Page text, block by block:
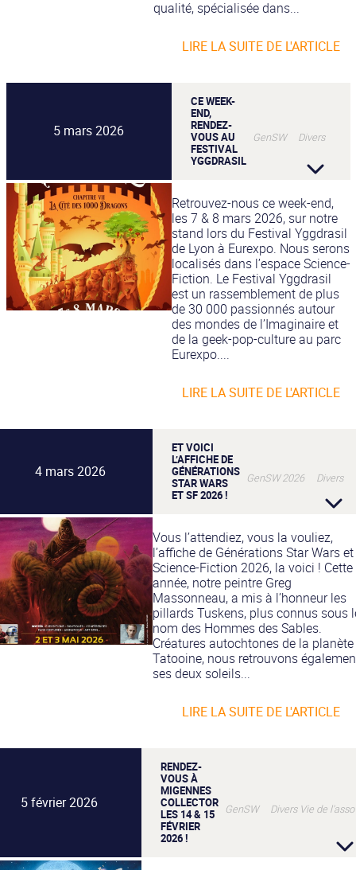
qualité, spécialisée dans...
LIRE LA SUITE DE L'ARTICLE
5 mars 2026
CE WEEK-
END,
RENDEZ-
VOUS AU
FESTIVAL
YGGDRASIL
GenSW Divers
Retrouvez-nous ce week-end,
les 7 & 8 mars 2026, sur notre
stand lors du Festival Yggdrasil
de Lyon à Eurexpo. Nous serons
localisés dans l’espace Science-
Fiction. Le Festival Yggdrasil
est un rassemblement de plus
de 30 000 passionnés autour
des mondes de l’Imaginaire et
de la geek-pop-culture au parc
Eurexpo....
LIRE LA SUITE DE L'ARTICLE
4 mars 2026
ET VOICI
L’AFFICHE DE
GÉNÉRATIONS
STAR WARS
ET SF 2026 !
GenSW 2026 Divers
Vous l’attendiez, vous la vouliez,
l’affiche de Générations Star Wars et
Science-Fiction 2026, la voici ! Cette
année, notre peintre Greg
Massonneau, a mis à l’honneur les
pillards Tuskens, plus connus sous
nom des Hommes des Sables.
Créatures autochtones de la planète
Tatooine, nous retrouvons
ses deux soleils...
LIRE LA SUITE DE L'ARTICLE
5 février 2026
RENDEZ-
VOUS À
MIGENNES
COLLECTOR
LES 14 & 15
FÉVRIER
2026 !
GenSW Divers Vie de l'asso